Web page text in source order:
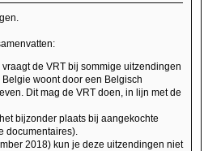
de VRT bij sommige uitzendingen
woont door een Belgisch
Dit mag de VRT doen, in lijn met de
bijzonder plaats bij aangekochte
documentaires).
2018) kun je deze uitzendingen niet